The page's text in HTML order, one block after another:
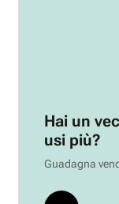
Hai un
usi più?
Guadagna